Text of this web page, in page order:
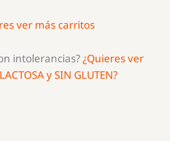
ver más carritos
intolerancias? ¿Quieres ver
y SIN GLUTEN?